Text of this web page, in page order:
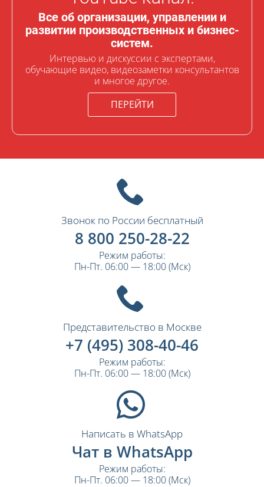
Все об организации, управлении и
развитии производственных и бизнес-
систем.
Интервью и дискуссии с экспертами,
обучающие видео, видеозаметки консультантов
и многое другое.
ПЕРЕЙТИ
Звонок по России бесплатный
8 800 250-28-22
Режим работы:
Пн-Пт. 06:00 — 18:00 (Мск)
Представительство в Москве
+7 (495) 308-40-46
Режим работы:
Пн-Пт. 06:00 — 18:00 (Мск)
Написать в WhatsApp
Чат в WhatsApp
Режим работы:
Пн-Пт. 06:00 — 18:00 (Мск)